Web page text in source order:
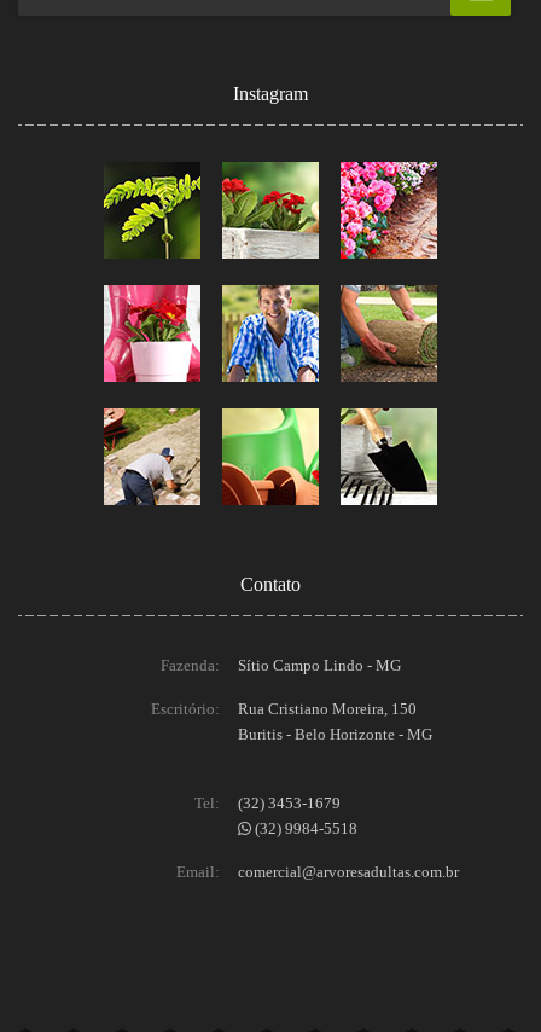
Instagram
Contato
Fazenda: Sítio Campo Lindo - MG
Escritório:
Rua Cristiano Moreira, 150
Buritis - Belo Horizonte - MG
Tel:
(32) 3453-1679
(32) 9984-5518
Email: comercial@arvoresadultas.com.br